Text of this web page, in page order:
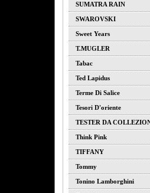
SUMATRA RAIN
SWAROVSKI
Sweet Years
T.MUGLER
Tabac
Ted Lapidus
Terme Di Salice
Tesori D'oriente
TESTER DA
Think Pink
TIFFANY
Tommy
Tonino Lamborghini